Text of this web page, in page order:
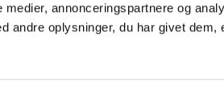
medier, annonceringspartnere og
andre oplysninger, du har givet